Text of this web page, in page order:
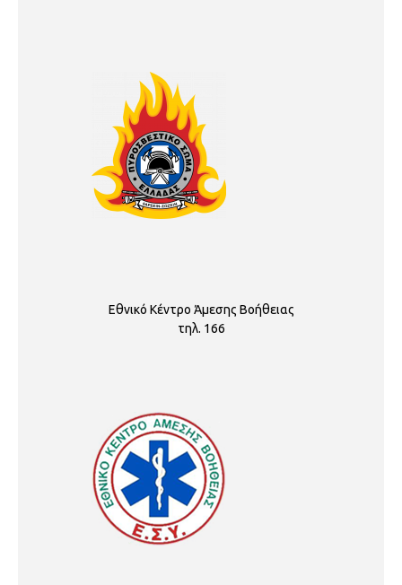
Εθνικό Κέντρο Άμεσης Βοήθειας
τηλ. 166